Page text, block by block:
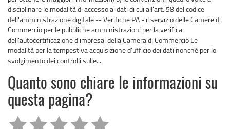
disciplinare le modalità di accesso ai dati di cui all'art. 58 del codice
dell'amministrazione digitale -- Verifiche PA - il servizio delle Camere di
Commercio per le pubbliche amministrazioni per la verifica
dell'autocertificazione d'impresa. della Camera di Commercio Le
modalità per la tempestiva acquisizione d'ufficio dei dati nonché per lo
svolgimento dei controlli sulle...
Quanto sono chiare le informazioni su
questa pagina?